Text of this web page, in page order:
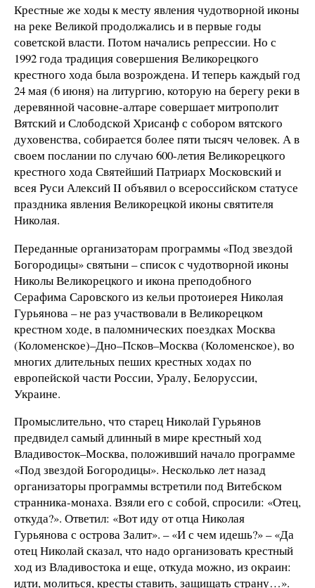
Крестные же ходы к месту явления чудотворной иконы
на реке Великой продолжались и в первые годы
советской власти. Потом начались репрессии. Но с
1992 года традиция совершения Великорецкого
крестного хода была возрождена. И теперь каждый год
24 мая (6 июня) на литургию, которую на берегу реки в
деревянной часовне-алтаре совершает митрополит
Вятский и Слободской Хрисанф с собором вятского
духовенства, собирается более пяти тысяч человек. А в
своем послании по случаю 600-летия Великорецкого
крестного хода Святейший Патриарх Московский и
всея Руси Алексий II объявил о всероссийском статусе
праздника явления Великорецкой иконы святителя
Николая.
Переданные организаторам программы «Под звездой
Богородицы» святыни – список с чудотворной иконы
Николы Великорецкого и икона преподобного
Серафима Саровского из кельи протоиерея Николая
Гурьянова – не раз участвовали в Великорецком
крестном ходе, в паломнических поездках Москва
(Коломенское)–Дно–Псков–Москва (Коломенское), во
многих длительных пеших крестных ходах по
европейской части России, Уралу, Белоруссии,
Украине.
Промыслительно, что старец Николай Гурьянов
предвидел самый длинный в мире крестный ход
Владивосток–Москва, положивший начало программе
«Под звездой Богородицы». Несколько лет назад
организаторы программы встретили под Витебском
странника-монаха. Взяли его с собой, спросили: «Отец,
откуда?». Ответил: «Вот иду от отца Николая
Гурьянова с острова Залит». – «И с чем идешь?» – «Да
отец Николай сказал, что надо организовать крестный
ход из Владивостока и еще, откуда можно, из окраин:
идти, молиться, кресты ставить, защищать страну…».